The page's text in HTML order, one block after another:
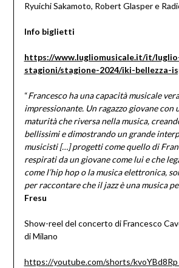
Ryuichi Sakamoto, Robert Glasper e
Info biglietti
https://www.lugliomusicale.it/it/
stagioni/stagione-2024/iki-bellezza-
“Francesco ha una capacità musicale
impressionante. Un ragazzo giovane con
maturità che riversa nella musica,
bellissimi e dimostrando un grande
musicisti […] progetti come quello di
respirati da un giovane come lui e che
come l’hip hop o la musica elettronica,
per raccontare che il jazz è una musica
Fresu
Show-reel del concerto di Francesco
di Milano
https://youtube.com/shorts/